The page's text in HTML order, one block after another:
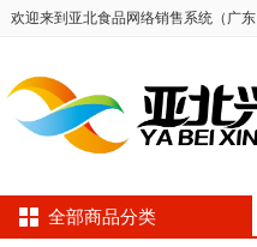
欢迎来到亚北食品网络销售系统（广东
全部商品分类